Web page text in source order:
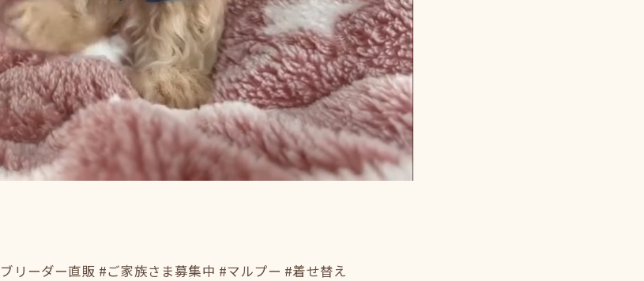
リーダー直販 #ご家族さま募集中 #マルプー #着せ替え